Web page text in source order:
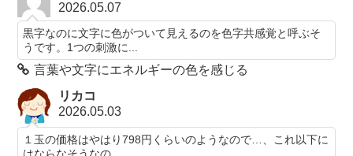
2026.05.07
黒字なのに文字に色がついて見えるのを色字共感覚と呼ぶそ
うです。1つの刺激に...
言葉や文字にエネルギーの色を感じる
リカコ
2026.05.03
１玉の価格はやはり798円くらいのようなので…、これ以下に
はならなそうなの...